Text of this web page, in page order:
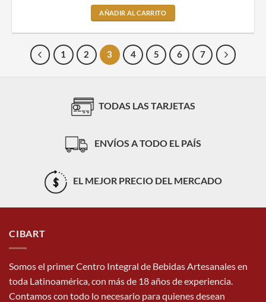
AÑADIR AL CARRITO
1 2 3 4 5 6 7
TODAS LAS TARJETAS
ENVÍOS A TODO EL PAÍS
EL MEJOR PRECIO DEL MERCADO
CIBART
Somos el primer Centro Integral de Bebidas Artesanales en
toda Latinoamérica, con más de 18 años de experiencia.
Contamos con todo lo necesario para quienes desean